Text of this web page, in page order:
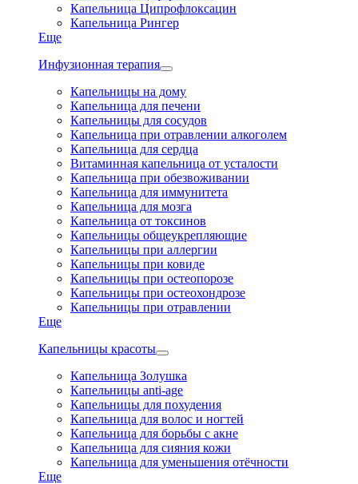
Капельница Ципрофлоксацин
Капельница Рингер
Еще
Инфузионная терапия
Капельницы на дому
Капельница для печени
Капельницы для сосудов
Капельница при отравлении алкоголем
Капельница для сердца
Витаминная капельница от усталости
Капельница при обезвоживании
Капельница для иммунитета
Капельница для мозга
Капельница от токсинов
Капельницы общеукрепляющие
Капельницы при аллергии
Капельницы при ковиде
Капельницы при остеопорозе
Капельницы при остеохондрозе
Капельницы при отравлении
Еще
Капельницы красоты
Капельница Золушка
Капельницы anti-age
Капельницы для похудения
Капельница для волос и ногтей
Капельница для борьбы с акне
Капельница для сияния кожи
Капельница для уменьшения отёчности
Еще